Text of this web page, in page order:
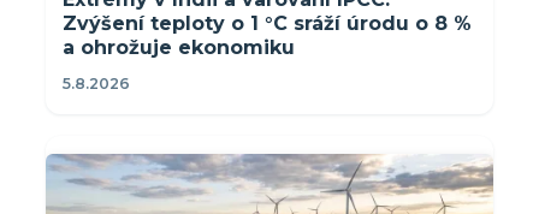
Zvýšení teploty o 1 °C sráží úrodu o 8 %
a ohrožuje ekonomiku
5.8.2026